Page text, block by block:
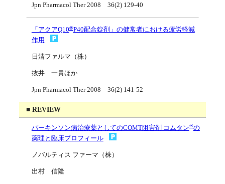
Jpn Pharmacol Ther 2008 36(2) 129-40
「アクアQ10®P40配合錠剤」の健常者における疲労軽減
作用
日清ファルマ（株）
抜井 一貴ほか
Jpn Pharmacol Ther 2008 36(2) 141-52
■ REVIEW
パーキンソン病治療薬としてのCOMT阻害剤 コムタン®の
薬理と臨床プロフィール
ノバルティス ファーマ（株）
出村 信隆